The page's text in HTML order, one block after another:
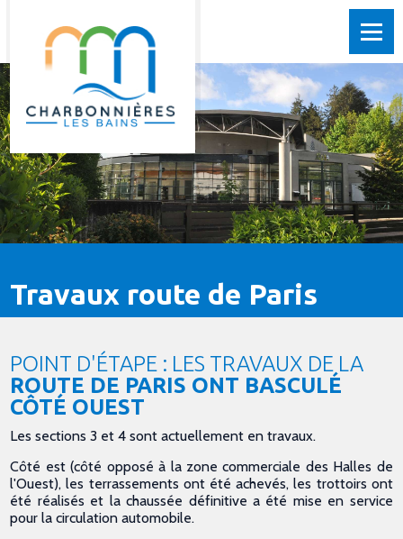
Travaux route de Paris
POINT D'ÉTAPE : LES TRAVAUX DE LA
ROUTE DE PARIS ONT BASCULÉ
CÔTÉ OUEST
Les sections 3 et 4 sont actuellement en travaux.
Côté est (côté opposé à la zone commerciale des Halles de
l'Ouest), les terrassements ont été achevés, les trottoirs ont
été réalisés et la chaussée définitive a été mise en service
pour la circulation automobile.